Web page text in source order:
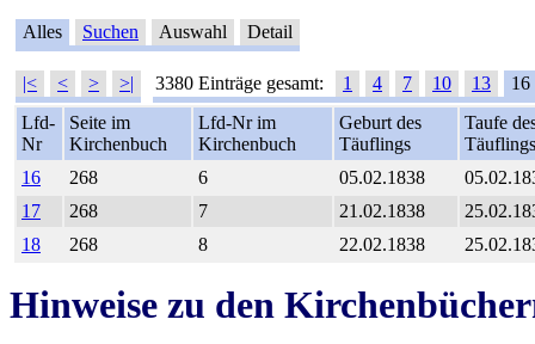
Alles Suchen Auswahl Detail
|< < > >| 3380 Einträge gesamt: 1 4 7 10 13
16
Lfd-
Nr
Seite im
Kirchenbuch
Lfd-Nr im
Kirchenbuch
Geburt des
Täuflings
Taufe
Täuflings
16
268 6 05.02.1838
17
268 7 21.02.1838
18
268 8 22.02.1838
Hinweise zu den